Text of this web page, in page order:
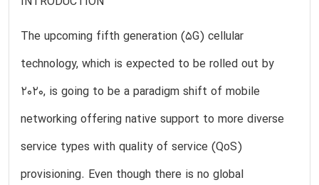
The upcoming fifth generation (5G) cellular
technology, which is expected to be rolled out by
2020, is going to be a paradigm shift of mobile
networking offering native support to more diverse
service types with quality of service (QoS)
provisioning. Even though there is no global